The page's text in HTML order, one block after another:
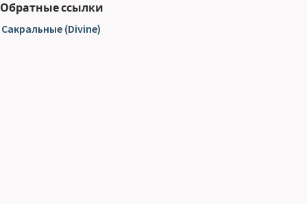
Обратные ссылки
Сакральные (Divine)